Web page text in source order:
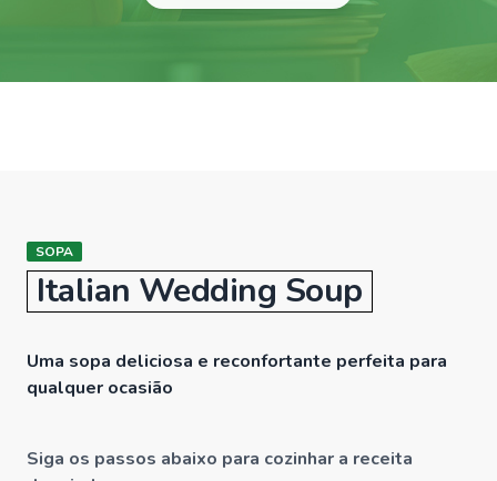
SOPA
Italian Wedding Soup
Uma sopa deliciosa e reconfortante perfeita para
qualquer ocasião
Siga os passos abaixo para cozinhar a receita